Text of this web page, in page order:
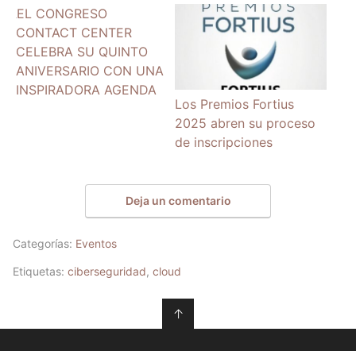
EL CONGRESO
CONTACT CENTER
CELEBRA SU QUINTO
ANIVERSARIO CON UNA
INSPIRADORA AGENDA
Los Premios Fortius
2025 abren su proceso
de inscripciones
Deja un comentario
Categorías: Eventos
Etiquetas: ciberseguridad, cloud
↑